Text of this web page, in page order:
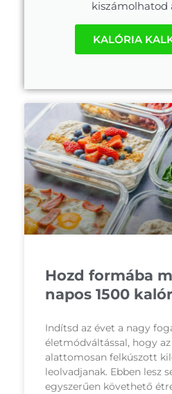
kiszámolhatod
KALÓRIA
Hozd formába
napos 1500
Indítsd az évet a nagy
életmódváltással, hogy
alattomosan felkúszott
leolvadjanak. Ebben lesz
egyszerűen követhető